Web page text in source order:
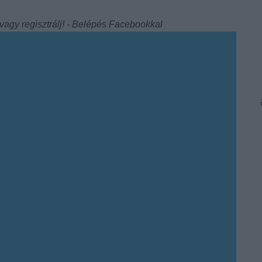
regisztrálj! ‐ Belépés Facebookkal